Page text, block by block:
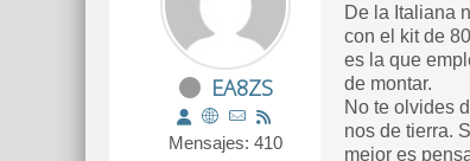
EA8ZS
Mensajes: 410
De la Italiana
con el kit de
es la que
de montar.
No te olvides
nos de tierra.
mejor es